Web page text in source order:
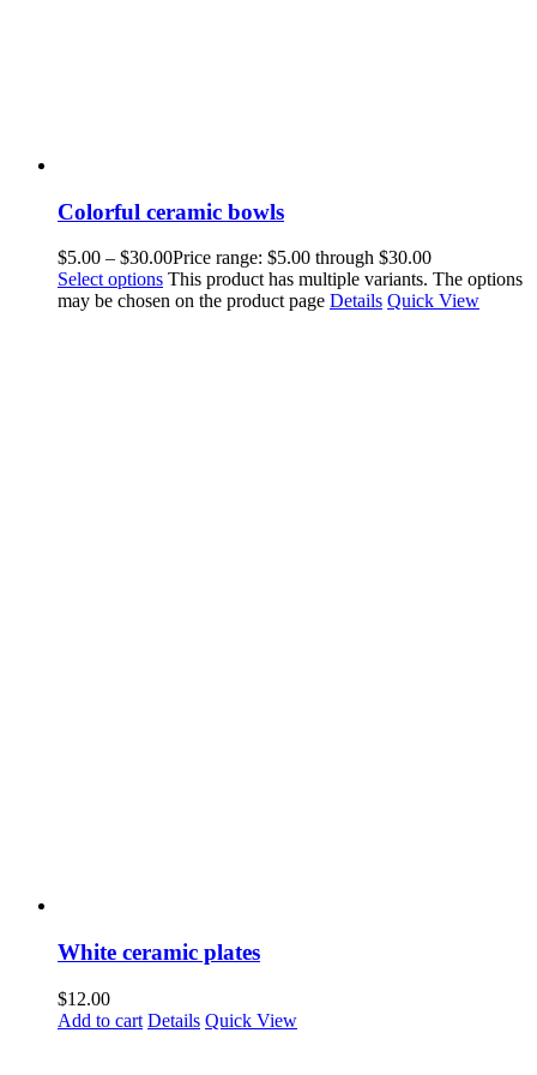
Colorful ceramic bowls
$5.00 – $30.00Price range: $5.00 through $30.00
Select options This product has multiple variants. The options
may be chosen on the product page Details Quick View
White ceramic plates
$12.00
Add to cart Details Quick View